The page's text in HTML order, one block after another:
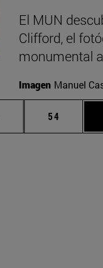
El MUN
Clifford, el
monumental
Imagen Manuel
Páginas intermedias
Página
54